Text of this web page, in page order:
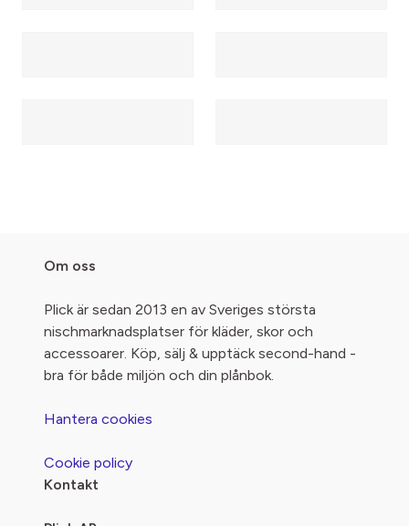
Om oss
Plick är sedan 2013 en av Sveriges största
nischmarknadsplatser för kläder, skor och
accessoarer. Köp, sälj & upptäck second-hand -
bra för både miljön och din plånbok.
Hantera cookies
Cookie policy
Kontakt